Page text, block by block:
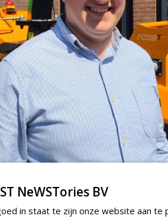
in Europa
voordat de eerste machine aan de
NeWSTories BV
in staat te zijn onze website aan te